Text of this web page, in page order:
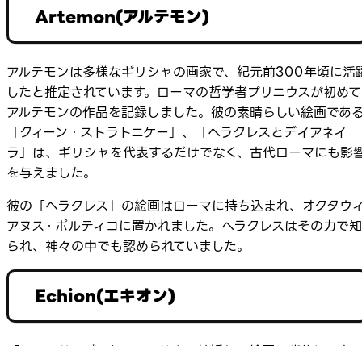
Artemon(アルテモン)
アルテモンは多様なギリシャの画家で、紀元前300年頃に活
したと推定されています。ローマの哲学者プリニウスが初めて
アルテモンの作品を記録しました。彼の素晴らしい絵画であ
「クィーン・ストラトニケー」、「ヘラクレスとデイアネイ
ラ」は、ギリシャを代表するだけでなく、古代ローマにも影
を与えました。
彼の「ヘラクレス」の絵画はローマに持ち込まれ、オクタウ
アヌス・ポルティコに置かれました。ヘラクレスはその力で知
られ、神々の中でも認められていました。
Echion(エキオン)